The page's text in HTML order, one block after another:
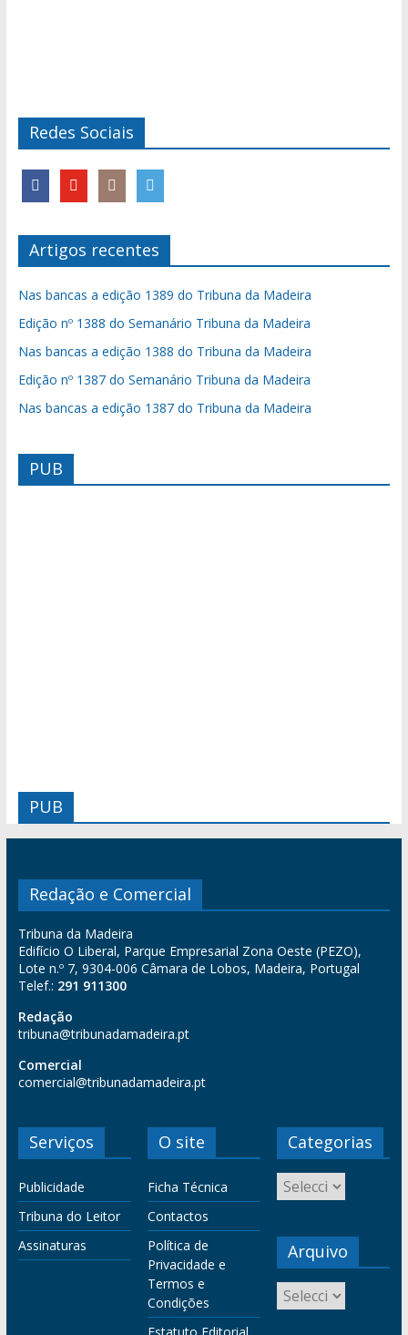
Redes Sociais
Artigos recentes
Nas bancas a edição 1389 do Tribuna da Madeira
Edição nº 1388 do Semanário Tribuna da Madeira
Nas bancas a edição 1388 do Tribuna da Madeira
Edição nº 1387 do Semanário Tribuna da Madeira
Nas bancas a edição 1387 do Tribuna da Madeira
PUB
PUB
Redação e Comercial
Tribuna da Madeira
Edifício O Liberal, Parque Empresarial Zona Oeste (PEZO),
Lote n.º 7, 9304-006 Câmara de Lobos, Madeira, Portugal
Telef.: 291 911300
Redação
tribuna@tribunadamadeira.pt
Comercial
comercial@tribunadamadeira.pt
Serviços
Publicidade
Tribuna do Leitor
Assinaturas
O site
Ficha Técnica
Contactos
Política de
Privacidade e
Termos e
Condições
Categorias
Arquivo